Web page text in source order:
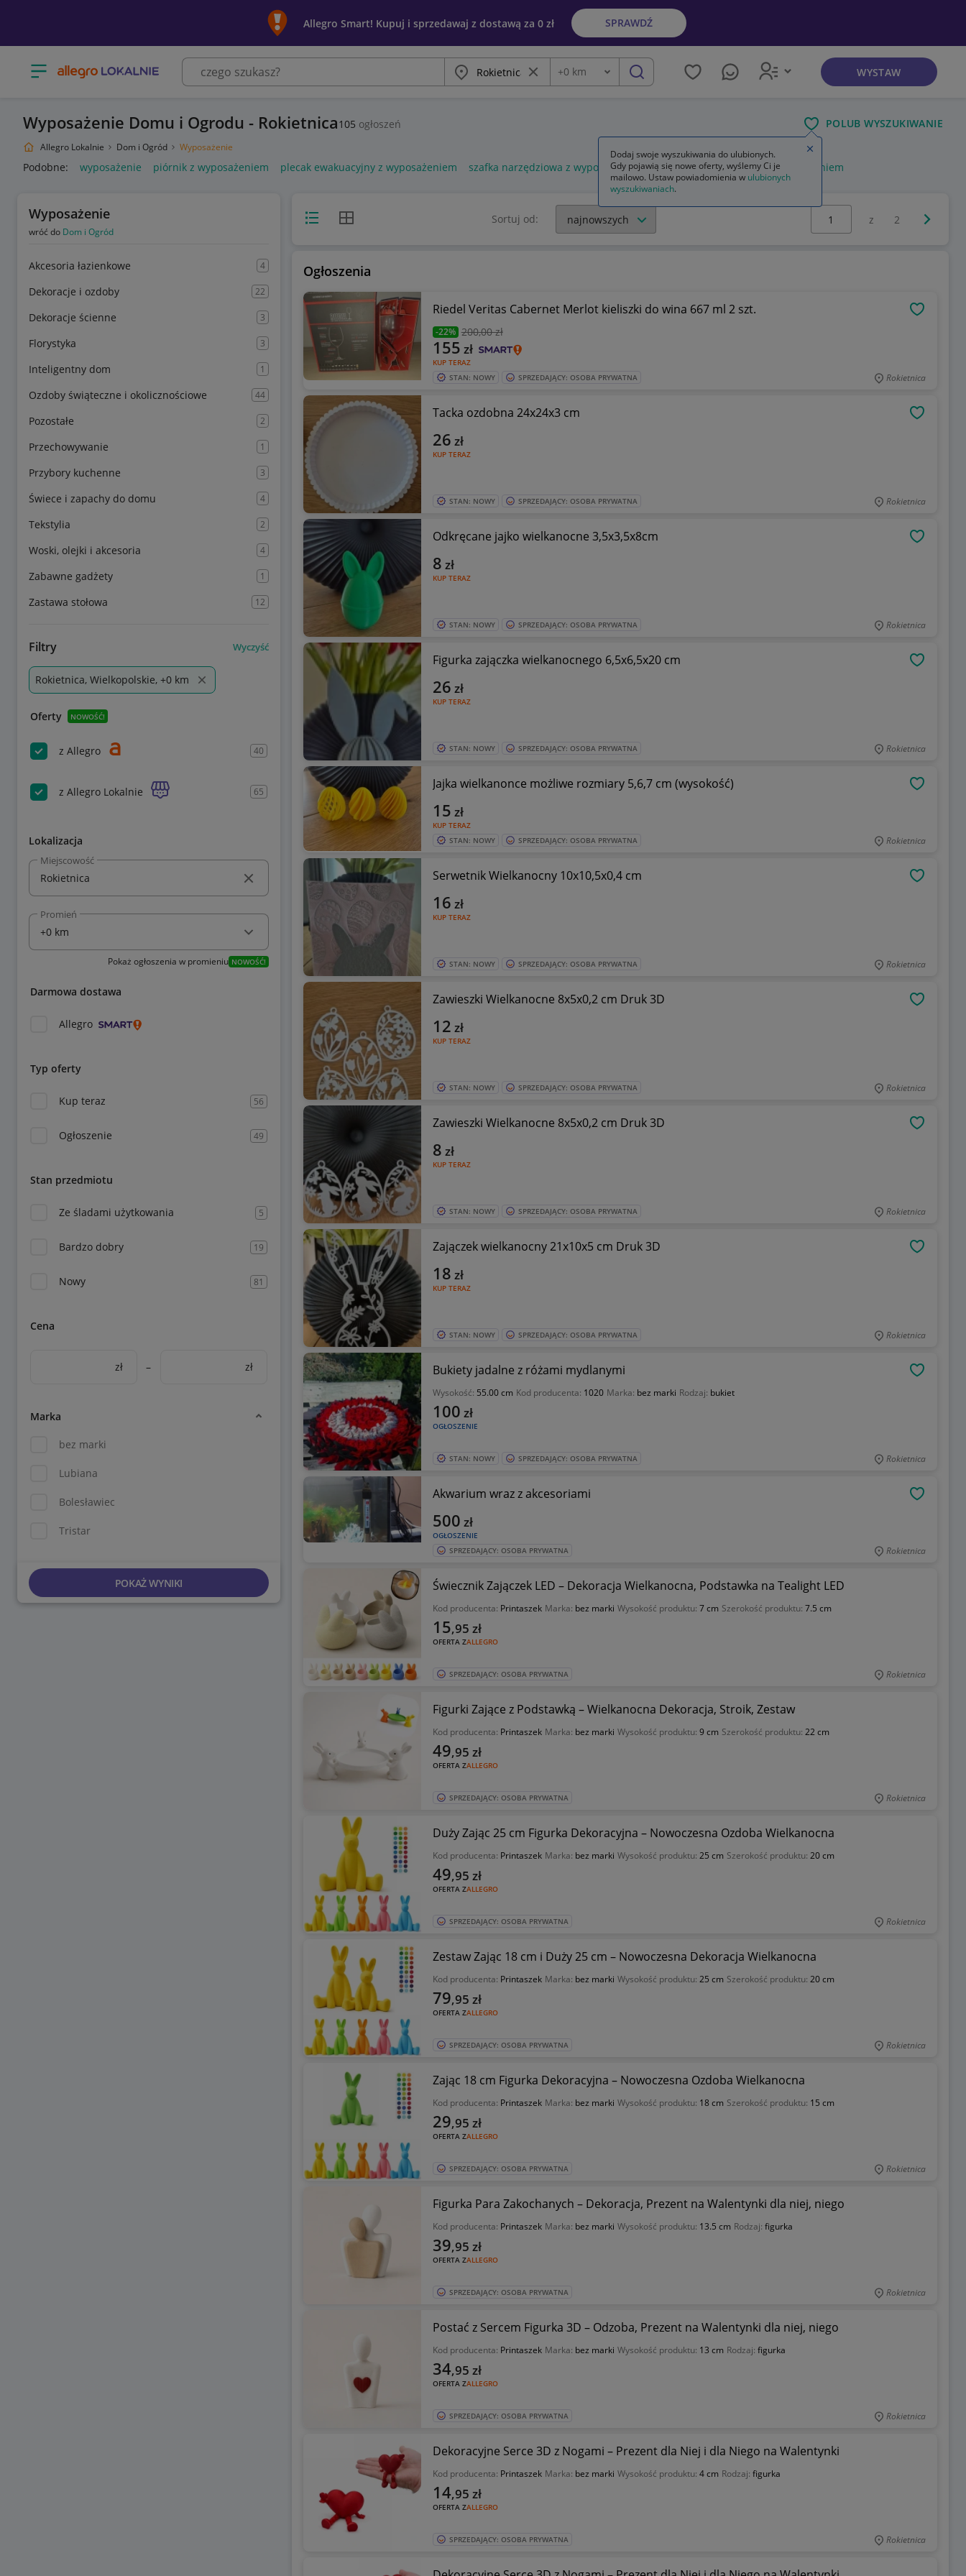
Allegro Smart! Kupuj i sprzedawaj z dostawą za 0 zł SPRAWDŹ
Otwórz menu z kategoriami Miasto Wyczyść frazę
Odległość
+0 km szukaj WYSTAW
Wyposażenie Domu i Ogrodu - Rokietnica105 ogłoszeń POLUB WYSZUKIWANIE
Allegro Lokalnie Dom i Ogród Wyposażenie
Podobne: wyposażenie piórnik z wyposażeniem plecak ewakuacyjny z wyposażeniem szafka narzędziowa z wyposażeniem skrzynka narzędziowa z wyposażeniem
Wyposażenie
wróć do Dom i Ogród
Akcesoria łazienkowe 4
Dekoracje i ozdoby 22
Dekoracje ścienne 3
Florystyka 3
Inteligentny dom 1
Ozdoby świąteczne i okolicznościowe 44
Pozostałe 2
Przechowywanie 1
Przybory kuchenne 3
Świece i zapachy do domu 4
Tekstylia 2
Woski, olejki i akcesoria 4
Zabawne gadżety 1
Zastawa stołowa 12
Filtry Wyczyść
Rokietnica, Wielkopolskie, +0 km
Oferty NOWOŚĆ!
z Allegro 40
z Allegro Lokalnie 65
Lokalizacja
Miejscowość
Promień
Pokaż ogłoszenia w promieniu NOWOŚĆ!
Darmowa dostawa
Allegro
Typ oferty
Kup teraz 56
Ogłoszenie 49
Stan przedmiotu
Ze śladami użytkowania 5
Bardzo dobry 19
Nowy 81
Cena
zł – zł
Marka
bez marki
Lubiana
Bolesławiec
Tristar
POKAŻ WYNIKI
Widok listyWidok siatki Sortuj od:
Wybierz stronę:
z 2
Ogłoszenia
Riedel Veritas Cabernet Merlot kieliszki do wina 667 ml 2 szt.
-22% 200,00 zł
KUP TERAZ
155 zł
STAN: NOWY SPRZEDAJĄCY: OSOBA PRYWATNA Rokietnica
Tacka ozdobna 24x24x3 cm
KUP TERAZ
26 zł
STAN: NOWY SPRZEDAJĄCY: OSOBA PRYWATNA Rokietnica
Odkręcane jajko wielkanocne 3,5x3,5x8cm
KUP TERAZ
8 zł
STAN: NOWY SPRZEDAJĄCY: OSOBA PRYWATNA Rokietnica
Figurka zajączka wielkanocnego 6,5x6,5x20 cm
KUP TERAZ
26 zł
STAN: NOWY SPRZEDAJĄCY: OSOBA PRYWATNA Rokietnica
Jajka wielkanonce możliwe rozmiary 5,6,7 cm (wysokość)
KUP TERAZ
15 zł
STAN: NOWY SPRZEDAJĄCY: OSOBA PRYWATNA Rokietnica
Serwetnik Wielkanocny 10x10,5x0,4 cm
KUP TERAZ
16 zł
STAN: NOWY SPRZEDAJĄCY: OSOBA PRYWATNA Rokietnica
Zawieszki Wielkanocne 8x5x0,2 cm Druk 3D
KUP TERAZ
12 zł
STAN: NOWY SPRZEDAJĄCY: OSOBA PRYWATNA Rokietnica
Zawieszki Wielkanocne 8x5x0,2 cm Druk 3D
KUP TERAZ
8 zł
STAN: NOWY SPRZEDAJĄCY: OSOBA PRYWATNA Rokietnica
Zajączek wielkanocny 21x10x5 cm Druk 3D
KUP TERAZ
18 zł
STAN: NOWY SPRZEDAJĄCY: OSOBA PRYWATNA Rokietnica
Bukiety jadalne z różami mydlanymi
Wysokość: 55.00 cm Kod producenta: 1020 Marka: bez marki Rodzaj: bukiet
OGŁOSZENIE
100 zł
STAN: NOWY SPRZEDAJĄCY: OSOBA PRYWATNA Rokietnica
Akwarium wraz z akcesoriami
OGŁOSZENIE
500 zł
SPRZEDAJĄCY: OSOBA PRYWATNA Rokietnica
Świecznik Zajączek LED – Dekoracja Wielkanocna, Podstawka na Tealight LED
Kod producenta: Printaszek Marka: bez marki Wysokość produktu: 7 cm Szerokość produktu: 7.5 cm
OFERTA ZALLEGRO
15,95 zł
SPRZEDAJĄCY: OSOBA PRYWATNA Rokietnica
Figurki Zające z Podstawką – Wielkanocna Dekoracja, Stroik, Zestaw
Kod producenta: Printaszek Marka: bez marki Wysokość produktu: 9 cm Szerokość produktu: 22 cm
OFERTA ZALLEGRO
49,95 zł
SPRZEDAJĄCY: OSOBA PRYWATNA Rokietnica
Duży Zając 25 cm Figurka Dekoracyjna – Nowoczesna Ozdoba Wielkanocna
Kod producenta: Printaszek Marka: bez marki Wysokość produktu: 25 cm Szerokość produktu: 20 cm
OFERTA ZALLEGRO
49,95 zł
SPRZEDAJĄCY: OSOBA PRYWATNA Rokietnica
Zestaw Zając 18 cm i Duży 25 cm – Nowoczesna Dekoracja Wielkanocna
Kod producenta: Printaszek Marka: bez marki Wysokość produktu: 25 cm Szerokość produktu: 20 cm
OFERTA ZALLEGRO
79,95 zł
SPRZEDAJĄCY: OSOBA PRYWATNA Rokietnica
Zając 18 cm Figurka Dekoracyjna – Nowoczesna Ozdoba Wielkanocna
Kod producenta: Printaszek Marka: bez marki Wysokość produktu: 18 cm Szerokość produktu: 15 cm
OFERTA ZALLEGRO
29,95 zł
SPRZEDAJĄCY: OSOBA PRYWATNA Rokietnica
Figurka Para Zakochanych – Dekoracja, Prezent na Walentynki dla niej, niego
Kod producenta: Printaszek Marka: bez marki Wysokość produktu: 13.5 cm Rodzaj: figurka
OFERTA ZALLEGRO
39,95 zł
SPRZEDAJĄCY: OSOBA PRYWATNA Rokietnica
Postać z Sercem Figurka 3D – Odzoba, Prezent na Walentynki dla niej, niego
Kod producenta: Printaszek Marka: bez marki Wysokość produktu: 13 cm Rodzaj: figurka
OFERTA ZALLEGRO
34,95 zł
SPRZEDAJĄCY: OSOBA PRYWATNA Rokietnica
Dekoracyjne Serce 3D z Nogami – Prezent dla Niej i dla Niego na Walentynki
Kod producenta: Printaszek Marka: bez marki Wysokość produktu: 4 cm Rodzaj: figurka
OFERTA ZALLEGRO
14,95 zł
SPRZEDAJĄCY: OSOBA PRYWATNA Rokietnica
Dodaj swoje wyszukiwania do ulubionych.
Gdy pojawią się nowe oferty, wyślemy Ci je
mailowo. Ustaw powiadomienia w ulubionych
wyszukiwaniach.
Zamknij wskazówkę